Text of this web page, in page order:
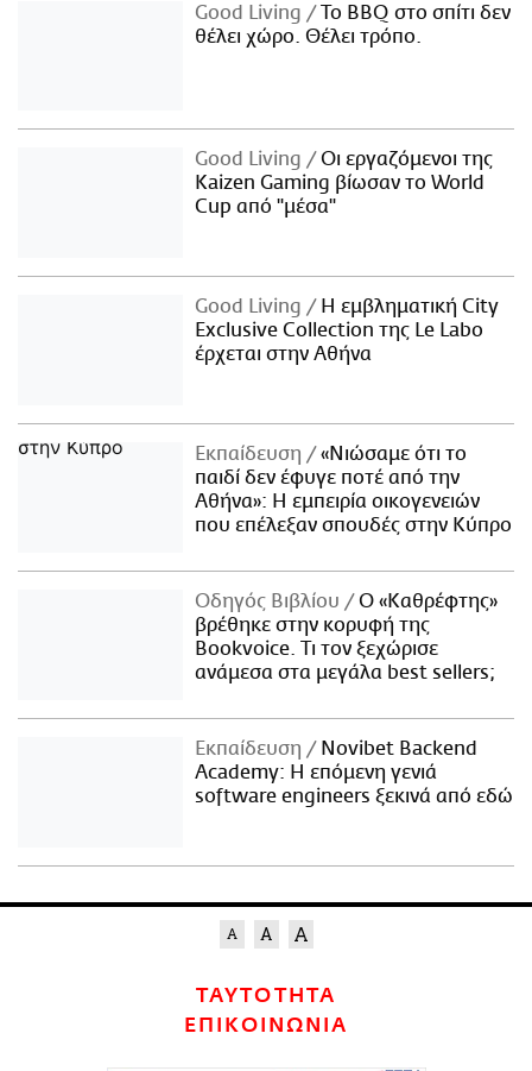
Good Living
Το BBQ στο σπίτι δεν
θέλει χώρο. Θέλει τρόπο.
Good Living
Οι εργαζόμενοι της
Kaizen Gaming βίωσαν το World
Cup από "μέσα"
Good Living
Η εμβληματική City
Exclusive Collection της Le Labo
έρχεται στην Αθήνα
Εκπαίδευση
«Νιώσαμε ότι το
παιδί δεν έφυγε ποτέ από την
Αθήνα»: Η εμπειρία οικογενειών
που επέλεξαν σπουδές στην Κύπρο
Οδηγός Βιβλίου
Ο «Καθρέφτης»
βρέθηκε στην κορυφή της
Bookvoice. Τι τον ξεχώρισε
ανάμεσα στα μεγάλα best sellers;
Εκπαίδευση
Novibet Backend
Academy: Η επόμενη γενιά
software engineers ξεκινά από εδώ
ΤΑΥΤΟΤΗΤΑ
ΕΠΙΚΟΙΝΩΝΙΑ